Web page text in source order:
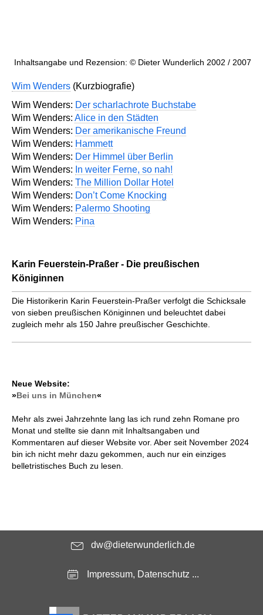
Inhaltsangabe und Rezension: © Dieter Wunderlich 2002 / 2007
Wim Wenders (Kurzbiografie)
Wim Wenders: Der scharlachrote Buchstabe
Wim Wenders: Alice in den Städten
Wim Wenders: Der amerikanische Freund
Wim Wenders: Hammett
Wim Wenders: Der Himmel über Berlin
Wim Wenders: In weiter Ferne, so nah!
Wim Wenders: The Million Dollar Hotel
Wim Wenders: Don’t Come Knocking
Wim Wenders: Palermo Shooting
Wim Wenders: Pina
Karin Feuerstein-Praßer - Die preußischen
Königinnen
Die Historikerin Karin Feuerstein-Praßer verfolgt die Schicksale
von sieben preußischen Königinnen und beleuchtet dabei
zugleich mehr als 150 Jahre preußischer Geschichte.
Neue Website:
»Bei uns in München«
Mehr als zwei Jahrzehnte lang las ich rund zehn Romane pro
Monat und stellte sie dann mit Inhaltsangaben und
Kommentaren auf dieser Website vor. Aber seit November 2024
bin ich nicht mehr dazu gekommen, auch nur ein einziges
belletristisches Buch zu lesen.
dw@dieterwunderlich.de
Impressum, Datenschutz ...